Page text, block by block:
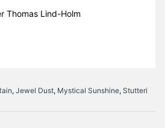
Thomas Lind-Holm
, Jewel Dust, Mystical Sunshine, Stutteri